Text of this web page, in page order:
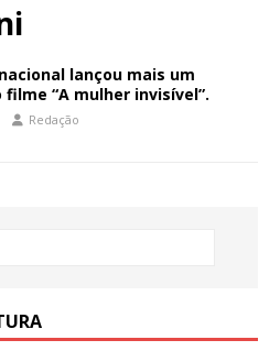
lançou mais um
filme “A mulher invisível”.
Redação